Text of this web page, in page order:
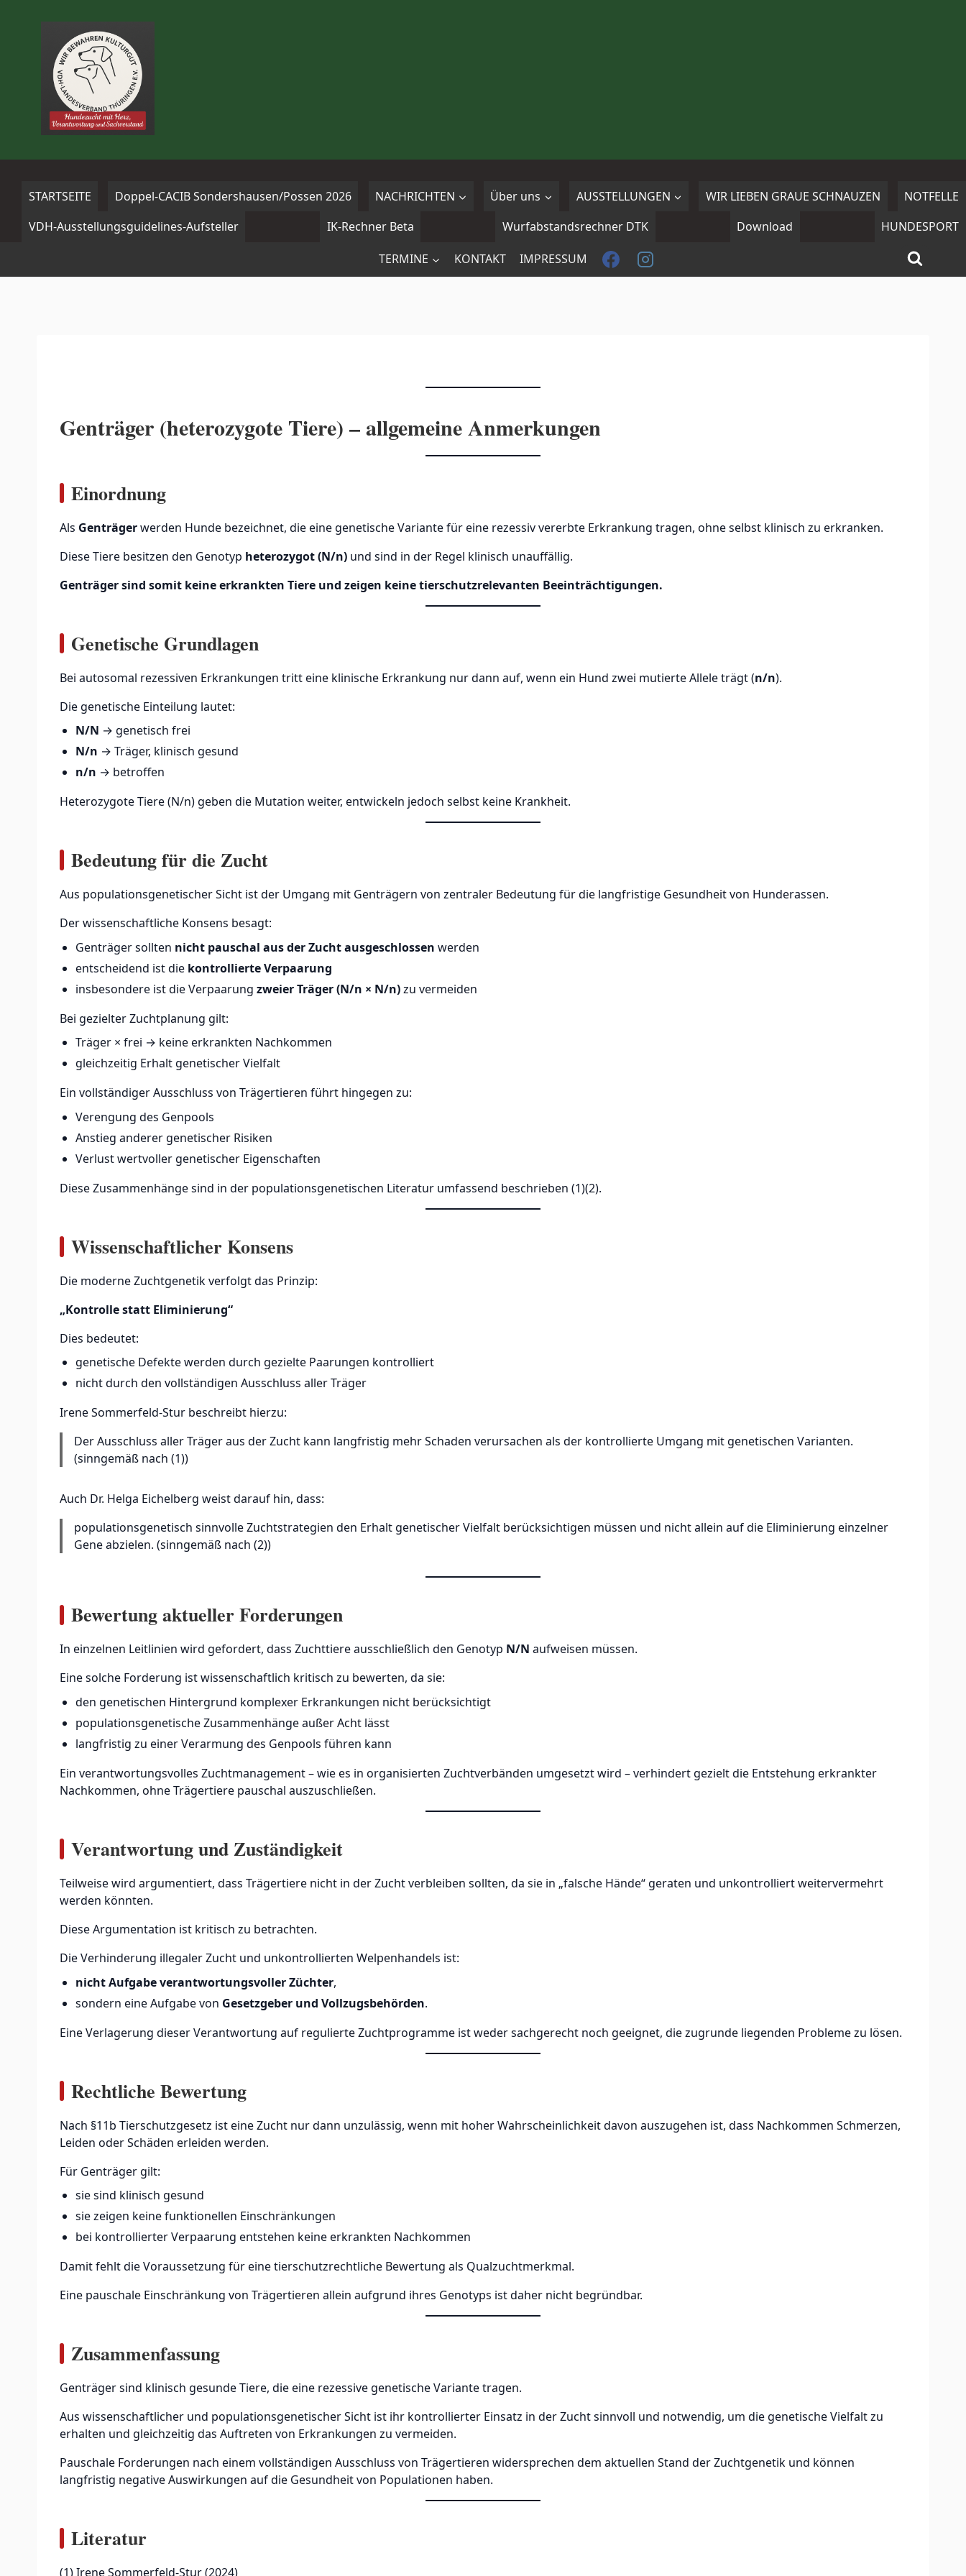
STARTSEITE Doppel-CACIB Sondershausen/Possen 2026 NACHRICHTEN Über uns AUSSTELLUNGEN WIR LIEBEN GRAUE SCHNAUZEN
NOTFELLE
VDH-Ausstellungsguidelines-Aufsteller
IK-Rechner Beta Wurfabstandsrechner DTK Download HUNDESPORT
TERMINE KONTAKT IMPRESSUM
Genträger (heterozygote Tiere) – allgemeine Anmerkungen
Einordnung
Als Genträgerwerden Hunde bezeichnet, die eine genetische Variante für eine rezessiv vererbte Erkrankung tragen, ohne selbst klinisch zu erkranken.
Diese Tiere besitzen den Genotyp heterozygot (N/n) und sind in der Regel klinisch unauffällig.
Genträger sind somit keine erkrankten Tiere und zeigen keine tierschutzrelevanten Beeinträchtigungen.
Genetische Grundlagen
Bei autosomal rezessiven Erkrankungen tritt eine klinische Erkrankung nur dann auf, wenn ein Hund zwei mutierte Allele trägt (n/n).
Die genetische Einteilung lautet:
N/N → genetisch frei
N/n → Träger, klinisch gesund
n/n → betroffen
Heterozygote Tiere (N/n) geben die Mutation weiter, entwickeln jedoch selbst keine Krankheit.
Bedeutung für die Zucht
Aus populationsgenetischer Sicht ist der Umgang mit Genträgern von zentraler Bedeutung für die langfristige Gesundheit von Hunderassen.
Der wissenschaftliche Konsens besagt:
Genträger sollten nicht pauschal aus der Zucht ausgeschlossen werden
entscheidend ist die kontrollierte Verpaarung
insbesondere ist die Verpaarungzweier Träger (N/n × N/n)zu vermeiden
Bei gezielter Zuchtplanung gilt:
Träger × frei → keine erkrankten Nachkommen
gleichzeitig Erhalt genetischer Vielfalt
Ein vollständiger Ausschluss von Trägertieren führt hingegen zu:
Verengung des Genpools
Anstieg anderer genetischer Risiken
Verlust wertvoller genetischer Eigenschaften
Diese Zusammenhänge sind in der populationsgenetischen Literatur umfassend beschrieben (1)(2).
Wissenschaftlicher Konsens
Die moderne Zuchtgenetik verfolgt das Prinzip:
„Kontrolle statt Eliminierung“
Dies bedeutet:
genetische Defekte werden durch gezielte Paarungen kontrolliert
nicht durch den vollständigen Ausschluss aller Träger
Irene Sommerfeld-Stur beschreibt hierzu:
Der Ausschluss aller Träger aus der Zucht kann langfristig mehr Schaden verursachen als der kontrollierte Umgang mit genetischen Varianten.
(sinngemäß nach (1))
Auch Dr. Helga Eichelberg weist darauf hin, dass:
populationsgenetisch sinnvolle Zuchtstrategien den Erhalt genetischer Vielfalt berücksichtigen müssen und nicht allein auf die Eliminierung einzelner
Gene abzielen. (sinngemäß nach (2))
Bewertung aktueller Forderungen
In einzelnen Leitlinien wird gefordert, dass Zuchttiere ausschließlich den Genotyp N/N aufweisen müssen.
Eine solche Forderung ist wissenschaftlich kritisch zu bewerten, da sie:
den genetischen Hintergrund komplexer Erkrankungen nicht berücksichtigt
populationsgenetische Zusammenhänge außer Acht lässt
langfristig zu einer Verarmung des Genpools führen kann
Ein verantwortungsvolles Zuchtmanagement – wie es in organisierten Zuchtverbänden umgesetzt wird – verhindert gezielt die Entstehung erkrankter
Nachkommen, ohne Trägertiere pauschal auszuschließen.
Verantwortung und Zuständigkeit
Teilweise wird argumentiert, dass Trägertiere nicht in der Zucht verbleiben sollten, da sie in „falsche Hände“ geraten und unkontrolliert weitervermehrt
werden könnten.
Diese Argumentation ist kritisch zu betrachten.
Die Verhinderung illegaler Zucht und unkontrollierten Welpenhandels ist:
nicht Aufgabe verantwortungsvoller Züchter,
sondern eine Aufgabe von Gesetzgeber und Vollzugsbehörden.
Eine Verlagerung dieser Verantwortung auf regulierte Zuchtprogramme ist weder sachgerecht noch geeignet, die zugrunde liegenden Probleme zu lösen.
Rechtliche Bewertung
Nach §11b Tierschutzgesetz ist eine Zucht nur dann unzulässig, wenn mit hoher Wahrscheinlichkeit davon auszugehen ist, dass Nachkommen Schmerzen,
Leiden oder Schäden erleiden werden.
Für Genträger gilt:
sie sind klinisch gesund
sie zeigen keine funktionellen Einschränkungen
bei kontrollierter Verpaarung entstehen keine erkrankten Nachkommen
Damit fehlt die Voraussetzung für eine tierschutzrechtliche Bewertung als Qualzuchtmerkmal.
Eine pauschale Einschränkung von Trägertieren allein aufgrund ihres Genotyps ist daher nicht begründbar.
Zusammenfassung
Genträger sind klinisch gesunde Tiere, die eine rezessive genetische Variante tragen.
Aus wissenschaftlicher und populationsgenetischer Sicht ist ihr kontrollierter Einsatz in der Zucht sinnvoll und notwendig, um die genetische Vielfalt zu
erhalten und gleichzeitig das Auftreten von Erkrankungen zu vermeiden.
Pauschale Forderungen nach einem vollständigen Ausschluss von Trägertieren widersprechen dem aktuellen Stand der Zuchtgenetik und können
langfristig negative Auswirkungen auf die Gesundheit von Populationen haben.
Literatur
(1) Irene Sommerfeld-Stur (2024)